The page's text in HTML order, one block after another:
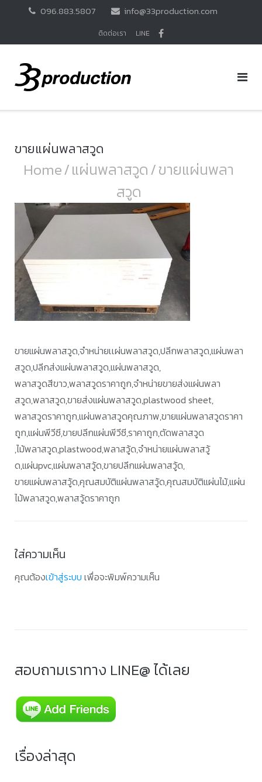
096.883.5807 info@33production.com
ติดต่อเรา LINE
ขายแผ่นพลาสวูด
Home/แผ่นพลาสวูด/ขายแผ่นพลา
สวูด
ขายแผ่นพลาสวูด,จำหน่ายเเผ่นพลาสวูด,ปลีกพลาสวูด,แผ่นพลา
สวูด,ปลีกส่งแผ่นพลาสวูด,แผ่นพลาสวูด,
พลาสวูดสีขาว,พลาสวูดราคาถูก,จำหน่ายขายส่งแผ่นพลา
สวูด,พลาสวูด,ขายส่งแผ่นพลาสวูด,plastwood sheet,
พลาสวูดราคาถูก,แผ่นพลาสวูดคุณภาพ,ขายแผ่นพลาสวูดราคา
ถูก,แผ่นพีวีซี,ขายปลีกแผ่นพีวีซี,ราคาถูก,ตัดพลาสวูด
,ไม้พลาสวูด,plastwood,พลาสวู้ด,จำหน่ายแผ่นพลาสวู้
ด,แผ่นpvc,แผ่นพลาสวู้ด,ขายปลีกแผ่นพลาสวู้ด,
ขายแผ่นพลาสวู้ด,คุณสมบัติแผ่นพลาสวู้ด,คุณสมบัติแผ่นไม้,แผ่น
ไม้พลาสวูด,พลาสวู้ดราคาถูก
ใส่ความเห็น
คุณต้องเข้าสู่ระบบ เพื่อจะพิมพ์ความเห็น
สอบถามเราทาง LINE@ ได้เลย
เรื่องล่าสุด